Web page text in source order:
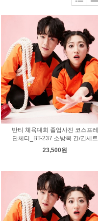
반티 체육대회 졸업사진 코스프레
단체티_BT-237 소방복 긴/긴세트
23,500원